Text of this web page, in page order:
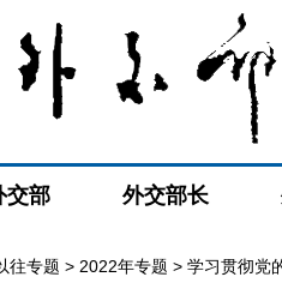
交部 外交部长
往专题 > 2022年专题 > 学习贯彻党